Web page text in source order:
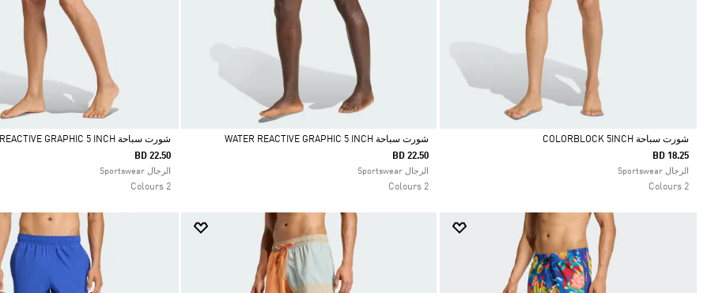
Selected
شورت سباحة COLORBLOCK 5INCH
BD 18.25
الرجال Sportswear
2 Colours
Selected
شورت سباحة WATER REACTIVE GRAPHIC 5 INCH
BD 22.50
الرجال Sportswear
2 Colours
Selected
شورت سباحة WATER REACTIVE GRAPHIC 5 INCH
BD 22.50
الرجال Sportswear
2 Colours